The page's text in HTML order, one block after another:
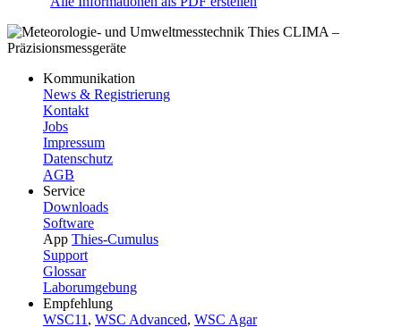
Kommunikation
News & Registrierung
Kontakt
Jobs
Impressum
Datenschutz
AGB
Service
Downloads
Software
App Thies-Cumulus
Support
Glossar
Laborumgebung
Empfehlung
WSC11 , WSC Advanced, WSC Agar